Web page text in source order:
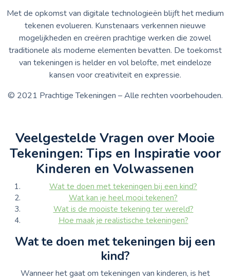
Met de opkomst van digitale technologieën blijft het medium
tekenen evolueren. Kunstenaars verkennen nieuwe
mogelijkheden en creëren prachtige werken die zowel
traditionele als moderne elementen bevatten. De toekomst
van tekeningen is helder en vol belofte, met eindeloze
kansen voor creativiteit en expressie.
© 2021 Prachtige Tekeningen – Alle rechten voorbehouden.
Veelgestelde Vragen over Mooie
Tekeningen: Tips en Inspiratie voor
Kinderen en Volwassenen
Wat te doen met tekeningen bij een kind?
Wat kan je heel mooi tekenen?
Wat is de mooiste tekening ter wereld?
Hoe maak je realistische tekeningen?
Wat te doen met tekeningen bij een
kind?
Wanneer het gaat om tekeningen van kinderen, is het